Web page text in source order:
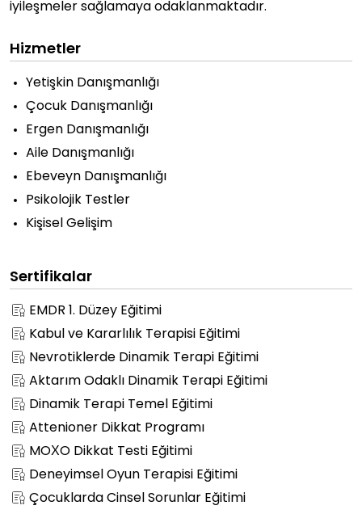
iyileşmeler sağlamaya odaklanmaktadır.
Hizmetler
Yetişkin Danışmanlığı
Çocuk Danışmanlığı
Ergen Danışmanlığı
Aile Danışmanlığı
Ebeveyn Danışmanlığı
Psikolojik Testler
Kişisel Gelişim
Sertifikalar
EMDR 1. Düzey Eğitimi
Kabul ve Kararlılık Terapisi Eğitimi
Nevrotiklerde Dinamik Terapi Eğitimi
Aktarım Odaklı Dinamik Terapi Eğitimi
Dinamik Terapi Temel Eğitimi
Attenioner Dikkat Programı
MOXO Dikkat Testi Eğitimi
Deneyimsel Oyun Terapisi Eğitimi
Çocuklarda Cinsel Sorunlar Eğitimi